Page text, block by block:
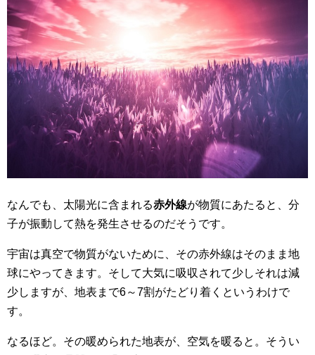
なんでも、太陽光に含まれる赤外線が物質にあたると、分
子が振動して熱を発生させるのだそうです。
宇宙は真空で物質がないために、その赤外線はそのまま地
球にやってきます。そして大気に吸収されて少しそれは減
少しますが、地表まで6～7割がたどり着くというわけで
す。
なるほど。その暖められた地表が、空気を暖ると。そうい